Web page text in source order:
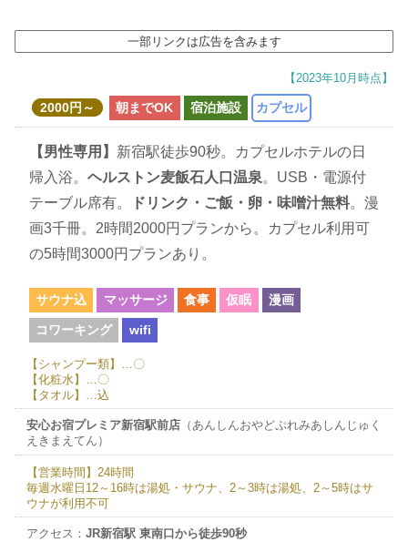
一部リンクは広告を含みます
【2023年10月時点】
2000円～ 朝までOK 宿泊施設 カプセル
【男性専用】 新宿駅徒歩90秒。カプセルホテルの日
帰入浴。 ヘルストン麦飯石人口温泉。USB・電源付
テーブル席有。
ドリンク・ご飯・卵・味噌汁無料。漫
画3千冊。2時間2000円プランから。カプセル利用可
の5時間3000円プランあり。
サウナ込 マッサージ 食事 仮眠 漫画
コワーキング wifi
【シャンプー類】…〇
【化粧水】…〇
【タオル】…込
安心お宿プレミア新宿駅前店（あんしんおやどぷれみあしんじゅく
えきまえてん）
【営業時間】24時間
毎週水曜日12～16時は湯処・サウナ、2～3時は湯処、2～5時はサ
ウナが利用不可
アクセス： JR新宿駅 東南口から徒歩90秒